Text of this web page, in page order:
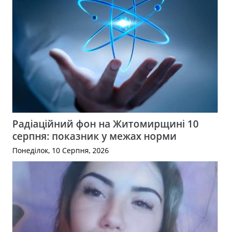
Радіаційний фон на Житомирщині 10
серпня: показник у межах норми
Понеділок, 10 Серпня, 2026